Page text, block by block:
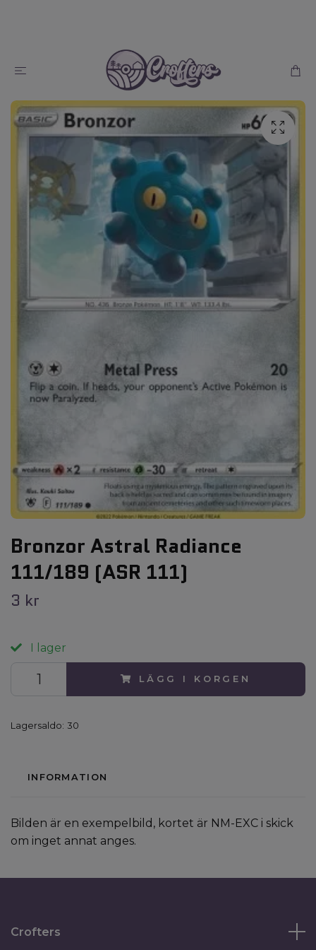
Bronzor Astral Radiance
111/189 (ASR 111)
3 kr
I lager
LÄGG I KORGEN
Lagersaldo: 30
INFORMATION
Bilden är en exempelbild, kortet är NM-EXC i skick
om inget annat anges.
Crofters